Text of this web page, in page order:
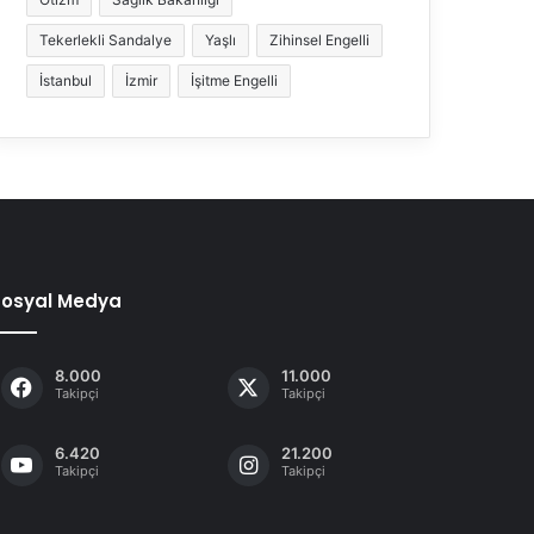
Tekerlekli Sandalye Yaşlı Zihinsel Engelli
İstanbul İzmir İşitme Engelli
Medya
8.000
Takipçi
11.000
Takipçi
6.420
Takipçi
21.200
Takipçi